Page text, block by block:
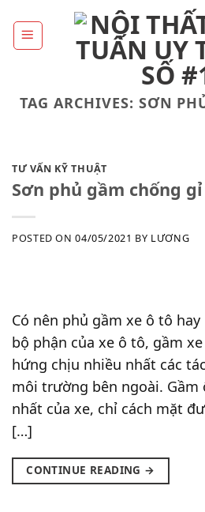
content
TAG ARCHIVES: SƠN
TƯ VẤN KỸ THUẬT
Sơn phủ gầm chống
POSTED ON04/05/2021 BY LƯƠNG
Có nên phủ gầm xe ô tô hay
bộ phận của xe ô tô, gầm
hứng chịu nhiều nhất các
môi trường bên ngoài. Gầm
nhất của xe, chỉ cách mặt
[…]
CONTINUE READING →